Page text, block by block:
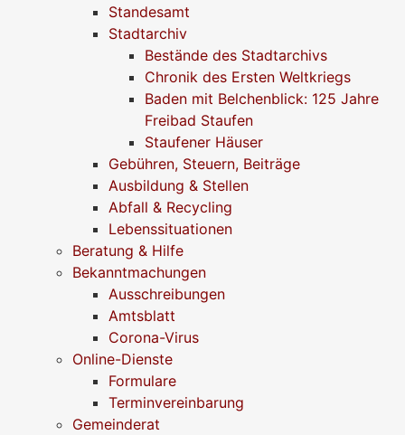
Standesamt
Stadtarchiv
Bestände des Stadtarchivs
Chronik des Ersten Weltkriegs
Baden mit Belchenblick: 125 Jahre
Freibad Staufen
Staufener Häuser
Gebühren, Steuern, Beiträge
Ausbildung & Stellen
Abfall & Recycling
Lebenssituationen
Beratung & Hilfe
Bekanntmachungen
Ausschreibungen
Amtsblatt
Corona-Virus
Online-Dienste
Formulare
Terminvereinbarung
Gemeinderat